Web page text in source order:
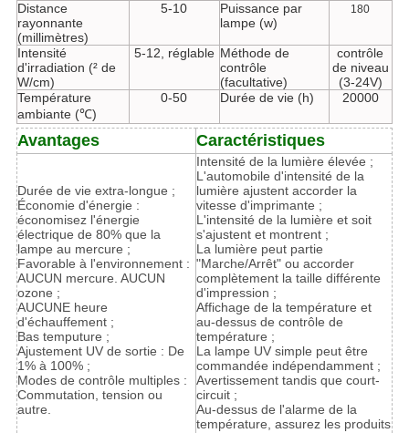
Distance
rayonnante
(millimètres)
5-10
Puissance par
lampe (w)
180
Intensité
d'irradiation (² de
W/cm)
5-12, réglable Méthode de
contrôle
(facultative)
contrôle
de niveau
(3-24V)
Température
ambiante (℃)
0-50 Durée de vie (h) 20000
Avantages Caractéristiques
Durée de vie extra-longue ;
Économie d'énergie :
économisez l'énergie
électrique de 80% que la
lampe au mercure ;
Favorable à l'environnement :
AUCUN mercure. AUCUN
ozone ;
AUCUNE heure
d'échauffement ;
Bas temputure ;
Ajustement UV de sortie : De
1% à 100% ;
Modes de contrôle multiples :
Commutation, tension ou
autre.
Intensité de la lumière élevée ;
L'automobile d'intensité de la
lumière ajustent accorder la
vitesse d'imprimante ;
L'intensité de la lumière et soit
s'ajustent et montrent ;
La lumière peut partie
"Marche/Arrêt" ou accorder
complètement la taille différente
d'impression ;
Affichage de la température et
au-dessus de contrôle de
température ;
La lampe UV simple peut être
commandée indépendamment ;
Avertissement tandis que court-
circuit ;
Au-dessus de l'alarme de la
température, assurez les produits